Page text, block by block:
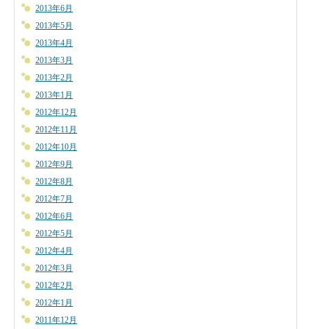
2013年6月
2013年5月
2013年4月
2013年3月
2013年2月
2013年1月
2012年12月
2012年11月
2012年10月
2012年9月
2012年8月
2012年7月
2012年6月
2012年5月
2012年4月
2012年3月
2012年2月
2012年1月
2011年12月